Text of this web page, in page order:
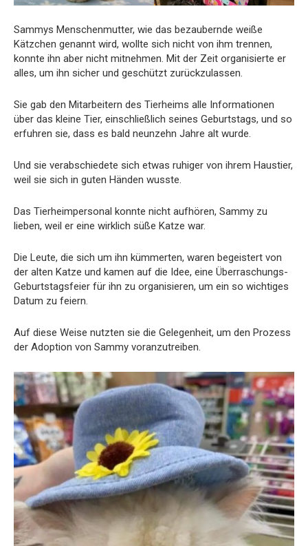
Sammys Menschenmutter, wie das bezaubernde weiße
Kätzchen genannt wird, wollte sich nicht von ihm trennen,
konnte ihn aber nicht mitnehmen. Mit der Zeit organisierte er
alles, um ihn sicher und geschützt zurückzulassen.
Sie gab den Mitarbeitern des Tierheims alle Informationen
über das kleine Tier, einschließlich seines Geburtstags, und so
erfuhren sie, dass es bald neunzehn Jahre alt wurde.
Und sie verabschiedete sich etwas ruhiger von ihrem Haustier,
weil sie sich in guten Händen wusste.
Das Tierheimpersonal konnte nicht aufhören, Sammy zu
lieben, weil er eine wirklich süße Katze war.
Die Leute, die sich um ihn kümmerten, waren begeistert von
der alten Katze und kamen auf die Idee, eine Überraschungs-
Geburtstagsfeier für ihn zu organisieren, um ein so wichtiges
Datum zu feiern.
Auf diese Weise nutzten sie die Gelegenheit, um den Prozess
der Adoption von Sammy voranzutreiben.